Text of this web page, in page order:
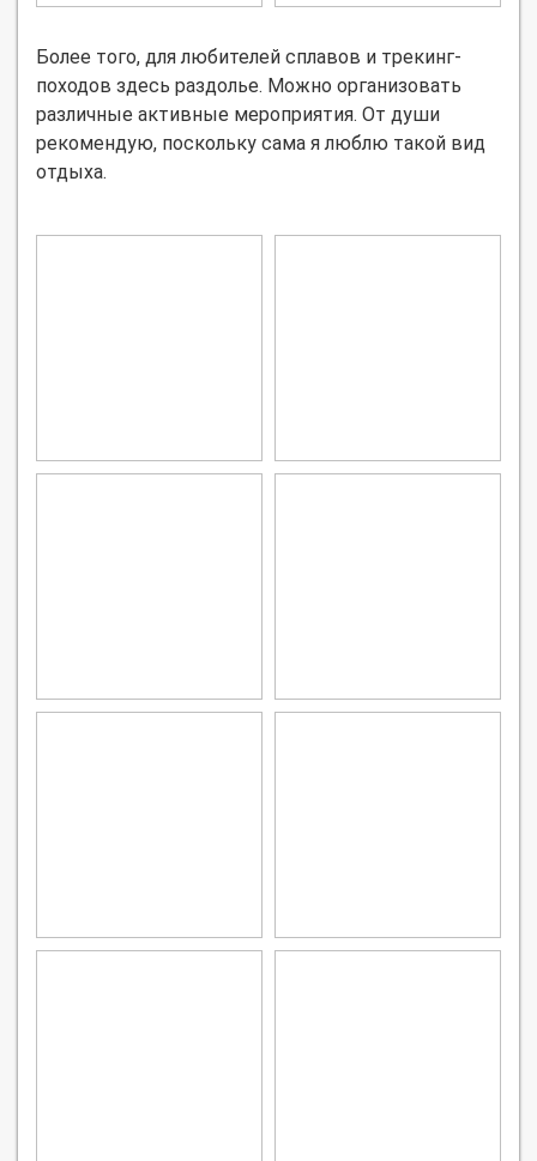
Более того, для любителей сплавов и трекинг-
походов здесь раздолье. Можно организовать
различные активные мероприятия. От души
рекомендую, поскольку сама я люблю такой вид
отдыха.